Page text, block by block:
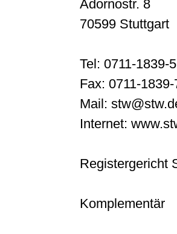
Adornostr. 8
70599 Stuttgart
Tel: 0711-1839-5
Fax: 0711-
Mail:
Internet:
Registergericht
Komplementär